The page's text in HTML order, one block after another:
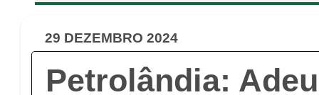
29 DEZEMBRO 2024
Petrolândia: